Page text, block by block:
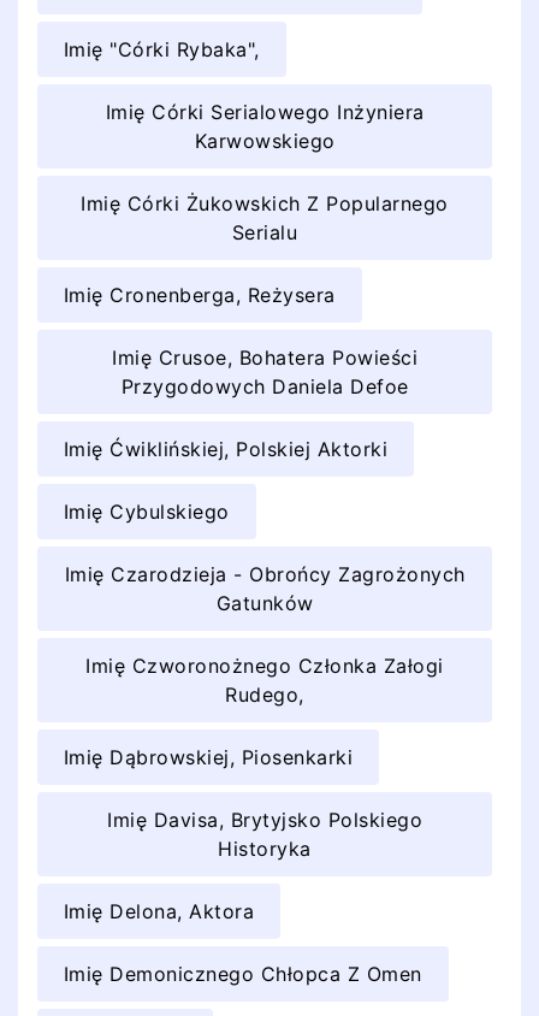
Imię "Córki Rybaka",
Imię Córki Serialowego Inżyniera
Karwowskiego
Imię Córki Żukowskich Z Popularnego
Serialu
Imię Cronenberga, Reżysera
Imię Crusoe, Bohatera Powieści
Przygodowych Daniela Defoe
Imię Ćwiklińskiej, Polskiej Aktorki
Imię Cybulskiego
Imię Czarodzieja - Obrońcy Zagrożonych
Gatunków
Imię Czworonożnego Członka Załogi
Rudego,
Imię Dąbrowskiej, Piosenkarki
Imię Davisa, Brytyjsko Polskiego
Historyka
Imię Delona, Aktora
Imię Demonicznego Chłopca Z Omen